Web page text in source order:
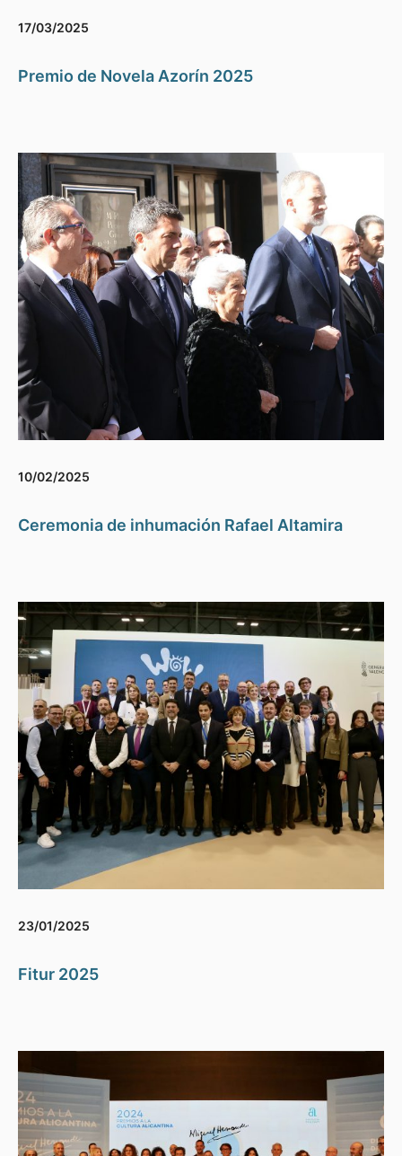
17/03/2025
Premio de Novela Azorín 2025
10/02/2025
Ceremonia de inhumación Rafael Altamira
23/01/2025
Fitur 2025